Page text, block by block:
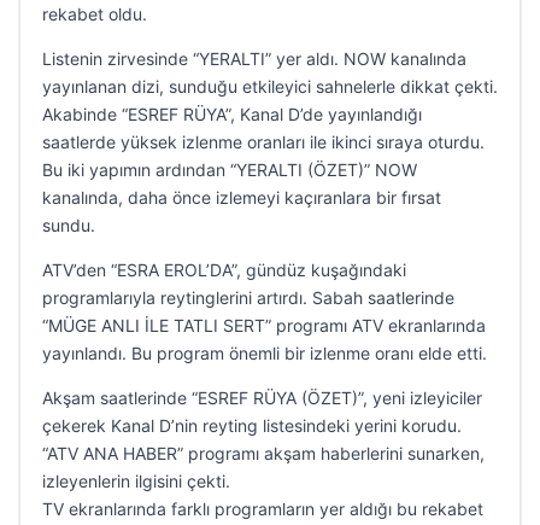
rekabet oldu.
Listenin zirvesinde “YERALTI” yer aldı. NOW kanalında
yayınlanan dizi, sunduğu etkileyici sahnelerle dikkat çekti.
Akabinde “ESREF RÜYA”, Kanal D’de yayınlandığı
saatlerde yüksek izlenme oranları ile ikinci sıraya oturdu.
Bu iki yapımın ardından “YERALTI (ÖZET)” NOW
kanalında, daha önce izlemeyi kaçıranlara bir fırsat
sundu.
ATV’den “ESRA EROL’DA”, gündüz kuşağındaki
programlarıyla reytinglerini artırdı. Sabah saatlerinde
“MÜGE ANLI İLE TATLI SERT” programı ATV ekranlarında
yayınlandı. Bu program önemli bir izlenme oranı elde etti.
Akşam saatlerinde “ESREF RÜYA (ÖZET)”, yeni izleyiciler
çekerek Kanal D’nin reyting listesindeki yerini korudu.
“ATV ANA HABER” programı akşam haberlerini sunarken,
izleyenlerin ilgisini çekti.
TV ekranlarında farklı programların yer aldığı bu rekabet